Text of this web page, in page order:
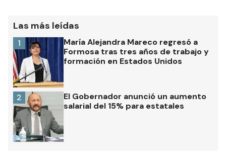
Las más leídas
María Alejandra Mareco regresó a
Formosa tras tres años de trabajo y
formación en Estados Unidos
1
El Gobernador anunció un aumento
salarial del 15% para estatales
2